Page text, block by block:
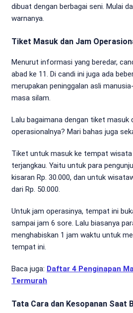
dibuat dengan berbagai seni. Mulai
warnanya.
Tiket Masuk dan Jam
Menurut informasi yang beredar,
abad ke 11. Di candi ini juga ada
merupakan peninggalan asli
masa silam.
Lalu bagaimana dengan tiket masuk
operasionalnya? Mari bahas juga
Tiket untuk masuk ke tempat
terjangkau. Yaitu untuk para
kisaran Rp. 30.000, dan untuk
dari Rp. 50.000.
Untuk jam operasinya, tempat ini
sampai jam 6 sore. Lalu biasanya
menghabiskan 1 jam waktu untuk
tempat ini.
Baca juga: Daftar 4 Penginapan
Termurah
Tata Cara dan Kesopanan Saat